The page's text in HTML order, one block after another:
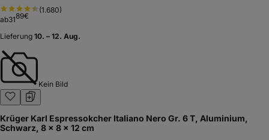
(1.680)
ab3189€
Lieferung 10. – 12. Aug.
Kein Bild
Krüger Karl Espressokcher Italiano Nero Gr. 6 T, Aluminium,
Schwarz, 8 x 8 x 12 cm